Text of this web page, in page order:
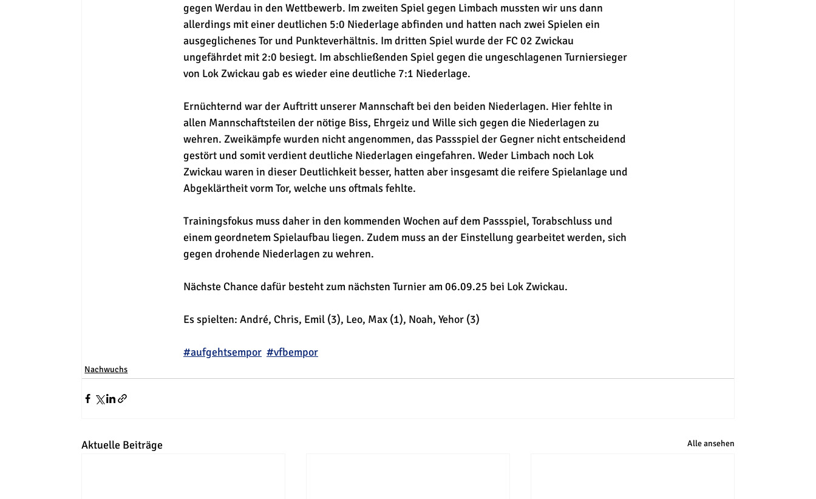
gegen Werdau in den Wettbewerb. Im zweiten Spiel gegen Limbach mussten wir uns dann
allerdings mit einer deutlichen 5:0 Niederlage abfinden und hatten nach zwei Spielen ein
ausgeglichenes Tor und Punkteverhältnis. Im dritten Spiel wurde der FC 02 Zwickau
ungefährdet mit 2:0 besiegt. Im abschließenden Spiel gegen die ungeschlagenen Turniersieger
von Lok Zwickau gab es wieder eine deutliche 7:1 Niederlage.
Ernüchternd war der Auftritt unserer Mannschaft bei den beiden Niederlagen. Hier fehlte in
allen Mannschaftsteilen der nötige Biss, Ehrgeiz und Wille sich gegen die Niederlagen zu
wehren. Zweikämpfe wurden nicht angenommen, das Passspiel der Gegner nicht entscheidend
gestört und somit verdient deutliche Niederlagen eingefahren. Weder Limbach noch Lok
Zwickau waren in dieser Deutlichkeit besser, hatten aber insgesamt die reifere Spielanlage und
Abgeklärtheit vorm Tor, welche uns oftmals fehlte.
Trainingsfokus muss daher in den kommenden Wochen auf dem Passspiel, Torabschluss und
einem geordnetem Spielaufbau liegen. Zudem muss an der Einstellung gearbeitet werden, sich
gegen drohende Niederlagen zu wehren.
Nächste Chance dafür besteht zum nächsten Turnier am 06.09.25 bei Lok Zwickau.
Es spielten: André, Chris, Emil (3), Leo, Max (1), Noah, Yehor (3)
#aufgehtsempor #vfbempor
Nachwuchs
Aktuelle Beiträge Alle ansehen